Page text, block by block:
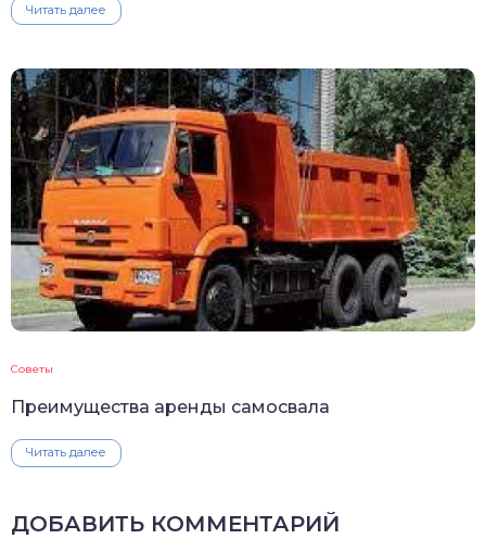
Читать далее
Советы
Преимущества аренды самосвала
Читать далее
ДОБАВИТЬ КОММЕНТАРИЙ